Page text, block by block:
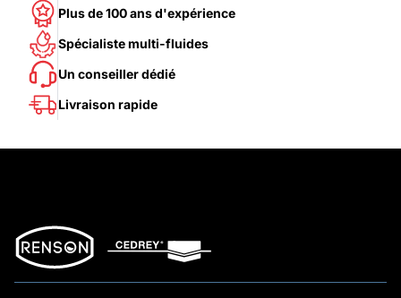
Plus de 100 ans d'expérience
Spécialiste multi-fluides
Un conseiller dédié
Livraison rapide